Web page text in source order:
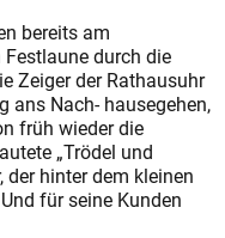
bereits am
durch die
Zeiger der Rathausuhr
ans Nach- hausegehen,
früh wieder die
„Trödel und
der hinter dem kleinen
für seine Kunden